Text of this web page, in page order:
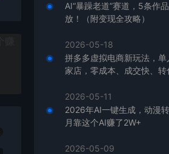
AI“暴躁老道”赛道，5条作
放！（附变现全攻略）
2026-05-18
拼多多虚拟电商新玩法，单
家店，零成本、成交快、转
2026-05-11
2026年AI一键生成，动漫
月靠这个AI赚了2W+
2026-05-09